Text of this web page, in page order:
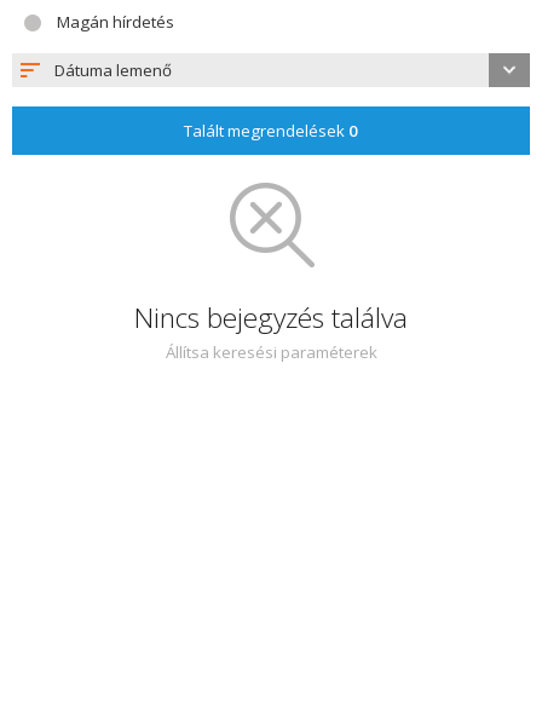
Magán hírdetés
Dátuma lemenő
Talált megrendelések 0
Nincs bejegyzés találva
Állítsa keresési paraméterek